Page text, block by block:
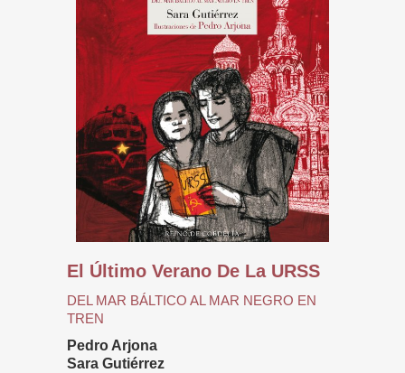
El Último Verano De La URSS
DEL MAR BÁLTICO AL MAR NEGRO EN
TREN
Pedro Arjona
Sara Gutiérrez